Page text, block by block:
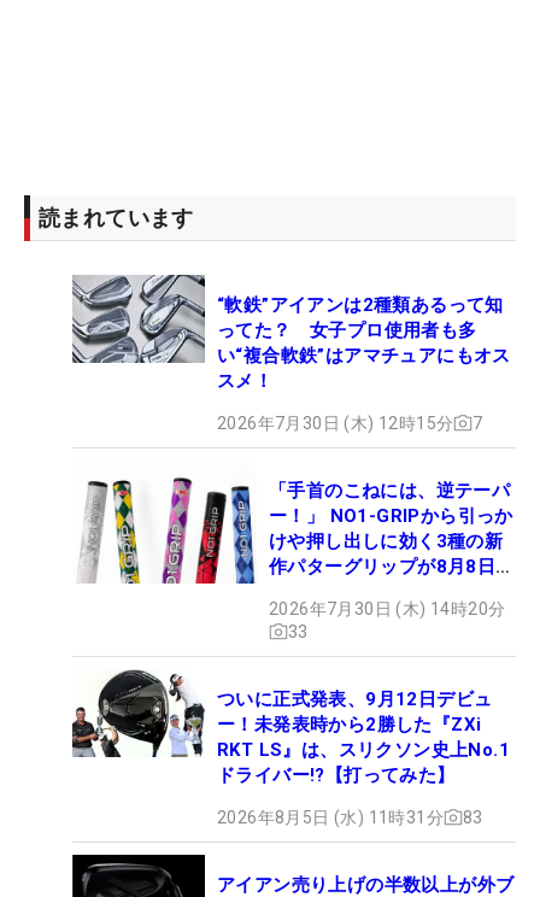
読まれています
“軟鉄”アイアンは2種類あるって知
ってた？ 女子プロ使用者も多
い“複合軟鉄”はアマチュアにもオス
スメ！
2026年7月30日 (木) 12時15分 7
「手首のこねには、逆テーパ
ー！」 NO1-GRIPから引っか
けや押し出しに効く3種の新
作パターグリップが8月8日デ
2026年7月30日 (木) 14時20分
33
ついに正式発表、9月12日デビュ
ー！未発表時から2勝した『ZXi
RKT LS』は、スリクソン史上No.1
ドライバー!?【打ってみた】
2026年8月5日 (水) 11時31分 83
アイアン売り上げの半数以上が外ブ